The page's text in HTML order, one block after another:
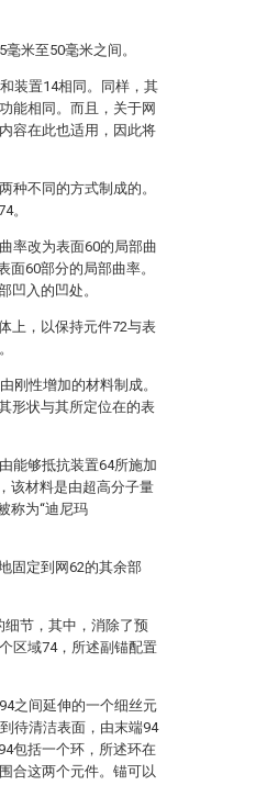
米至50毫米之间。
装置14相同。同样，其
能相同。而且，关于网
容在此也适用，因此将
种不同的方式制成的。
。
率改为表面60的局部曲
面60部分的局部曲率。
凹入的凹处。
上，以保持元件72与表
刚性增加的材料制成。
形状与其所定位在的表
能够抵抗装置64所施加
该材料是由超高分子量
称为“迪尼玛
固定到网62的其余部
细节，其中，消除了预
区域74，所述副锚配置
之间延伸的一个细丝元
待清洁表面，由末端94
包括一个环，所述环在
合这两个元件。锚可以